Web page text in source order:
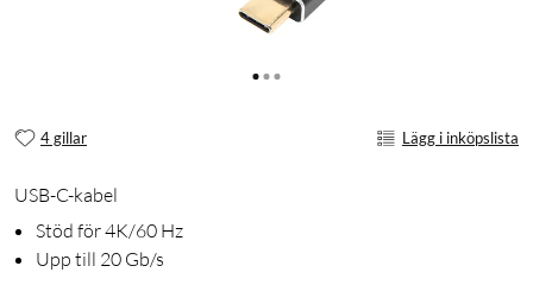
4 gillar Lägg i inköpslista
USB-C-kabel
Stöd för 4K/60 Hz
Upp till 20 Gb/s